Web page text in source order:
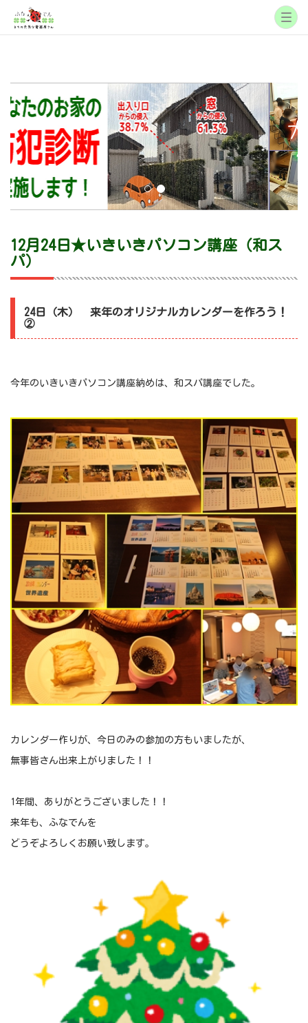
12月24日★いきいきパソコン講座（和ス
パ）
24日（木） 来年のオリジナルカレンダーを作ろう！
②
今年のいきいきパソコン講座納めは、和スパ講座でした。
カレンダー作りが、今日のみの参加の方もいましたが、
無事皆さん出来上がりました！！
1年間、ありがとうございました！！
来年も、ふなでんを
どうぞよろしくお願い致します。